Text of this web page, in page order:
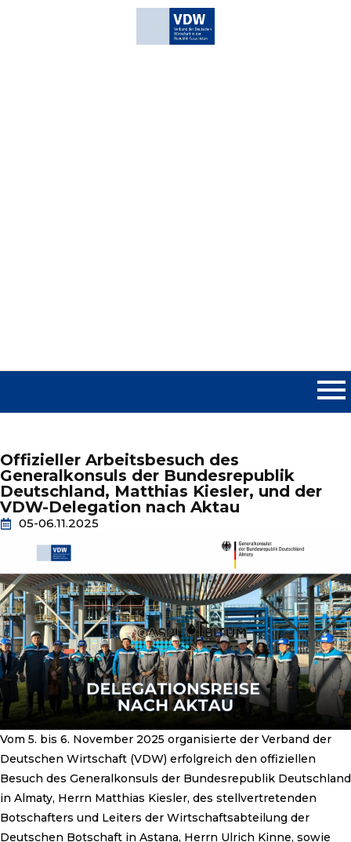
Offizieller Arbeitsbesuch des
Generalkonsuls der Bundesrepublik
Deutschland, Matthias Kiesler, und der
VDW-Delegation nach Aktau
05-06.11.2025
Vom 5. bis 6. November 2025 organisierte der Verband der
Deutschen Wirtschaft (VDW) erfolgreich den offiziellen
Besuch des Generalkonsuls der Bundesrepublik Deutschland
in Almaty, Herrn Matthias Kiesler, des stellvertretenden
Botschafters und Leiters der Wirtschaftsabteilung der
Deutschen Botschaft in Astana, Herrn Ulrich Kinne, sowie